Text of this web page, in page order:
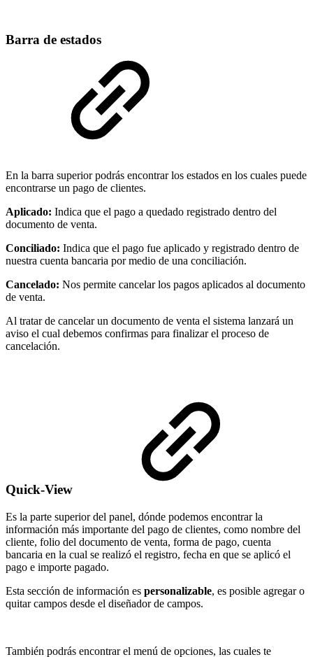
Barra de estados
En la barra superior podrás encontrar los estados en los cuales puede
encontrarse un pago de clientes.
Aplicado: Indica que el pago a quedado registrado dentro del
documento de venta.
Conciliado: Indica que el pago fue aplicado y registrado dentro de
nuestra cuenta bancaria por medio de una conciliación.
Cancelado: Nos permite cancelar los pagos aplicados al documento
de venta.
Al tratar de cancelar un documento de venta el sistema lanzará un
aviso el cual debemos confirmas para finalizar el proceso de
cancelación.
Quick-View
Es la parte superior del panel, dónde podemos encontrar la
información más importante del pago de clientes, como nombre del
cliente, folio del documento de venta, forma de pago, cuenta
bancaria en la cual se realizó el registro, fecha en que se aplicó el
pago e importe pagado.
Esta sección de información es personalizable, es posible agregar o
quitar campos desde el diseñador de campos.
También podrás encontrar el menú de opciones, las cuales te